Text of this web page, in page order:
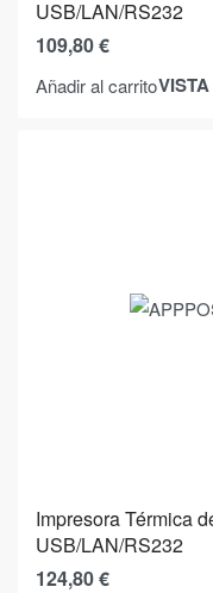
USB/LAN/RS232
109,80€
Añadir al carrito
Impresora Térmica
USB/LAN/RS232
124,80€